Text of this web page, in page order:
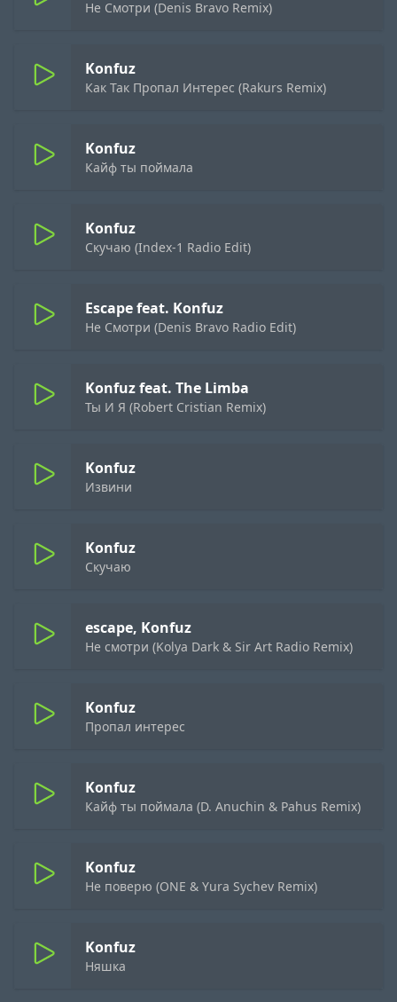
Не Смотри (Denis Bravo Remix)
Konfuz
Как Так Пропал Интерес (Rakurs Remix)
Konfuz
Кайф ты поймала
Konfuz
Скучаю (Index-1 Radio Edit)
Escape feat. Konfuz
Не Смотри (Denis Bravo Radio Edit)
Konfuz feat. The Limba
Ты И Я (Robert Cristian Remix)
Konfuz
Извини
Konfuz
Скучаю
escape, Konfuz
Не смотри (Kolya Dark & Sir Art Radio Remix)
Konfuz
Пропал интерес
Konfuz
Кайф ты поймала (D. Anuchin & Pahus Remix)
Konfuz
Не поверю (ONE & Yura Sychev Remix)
Konfuz
Няшка